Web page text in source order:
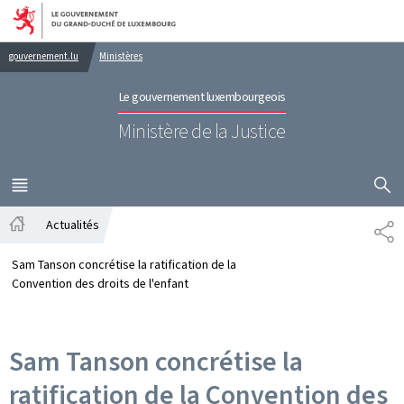
Aller au menu principal
Aller au contenu
gouvernement.lu Ministères
Le gouvernement luxembourgeois
Ministère de la Justice
MENU
PRINCIPAL
Actualités
Sam Tanson concrétise la ratification de la
Convention des droits de l'enfant
Sam Tanson concrétise la
ratification de la Convention des